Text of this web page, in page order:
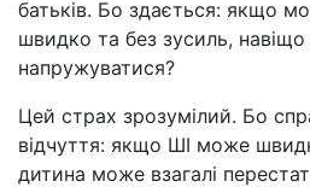
батьків. Бо здається: якщо
швидко та без зусиль, навіщо
напружуватися?
Цей страх зрозумілий. Бо
відчуття: якщо ШІ може
дитина може взагалі